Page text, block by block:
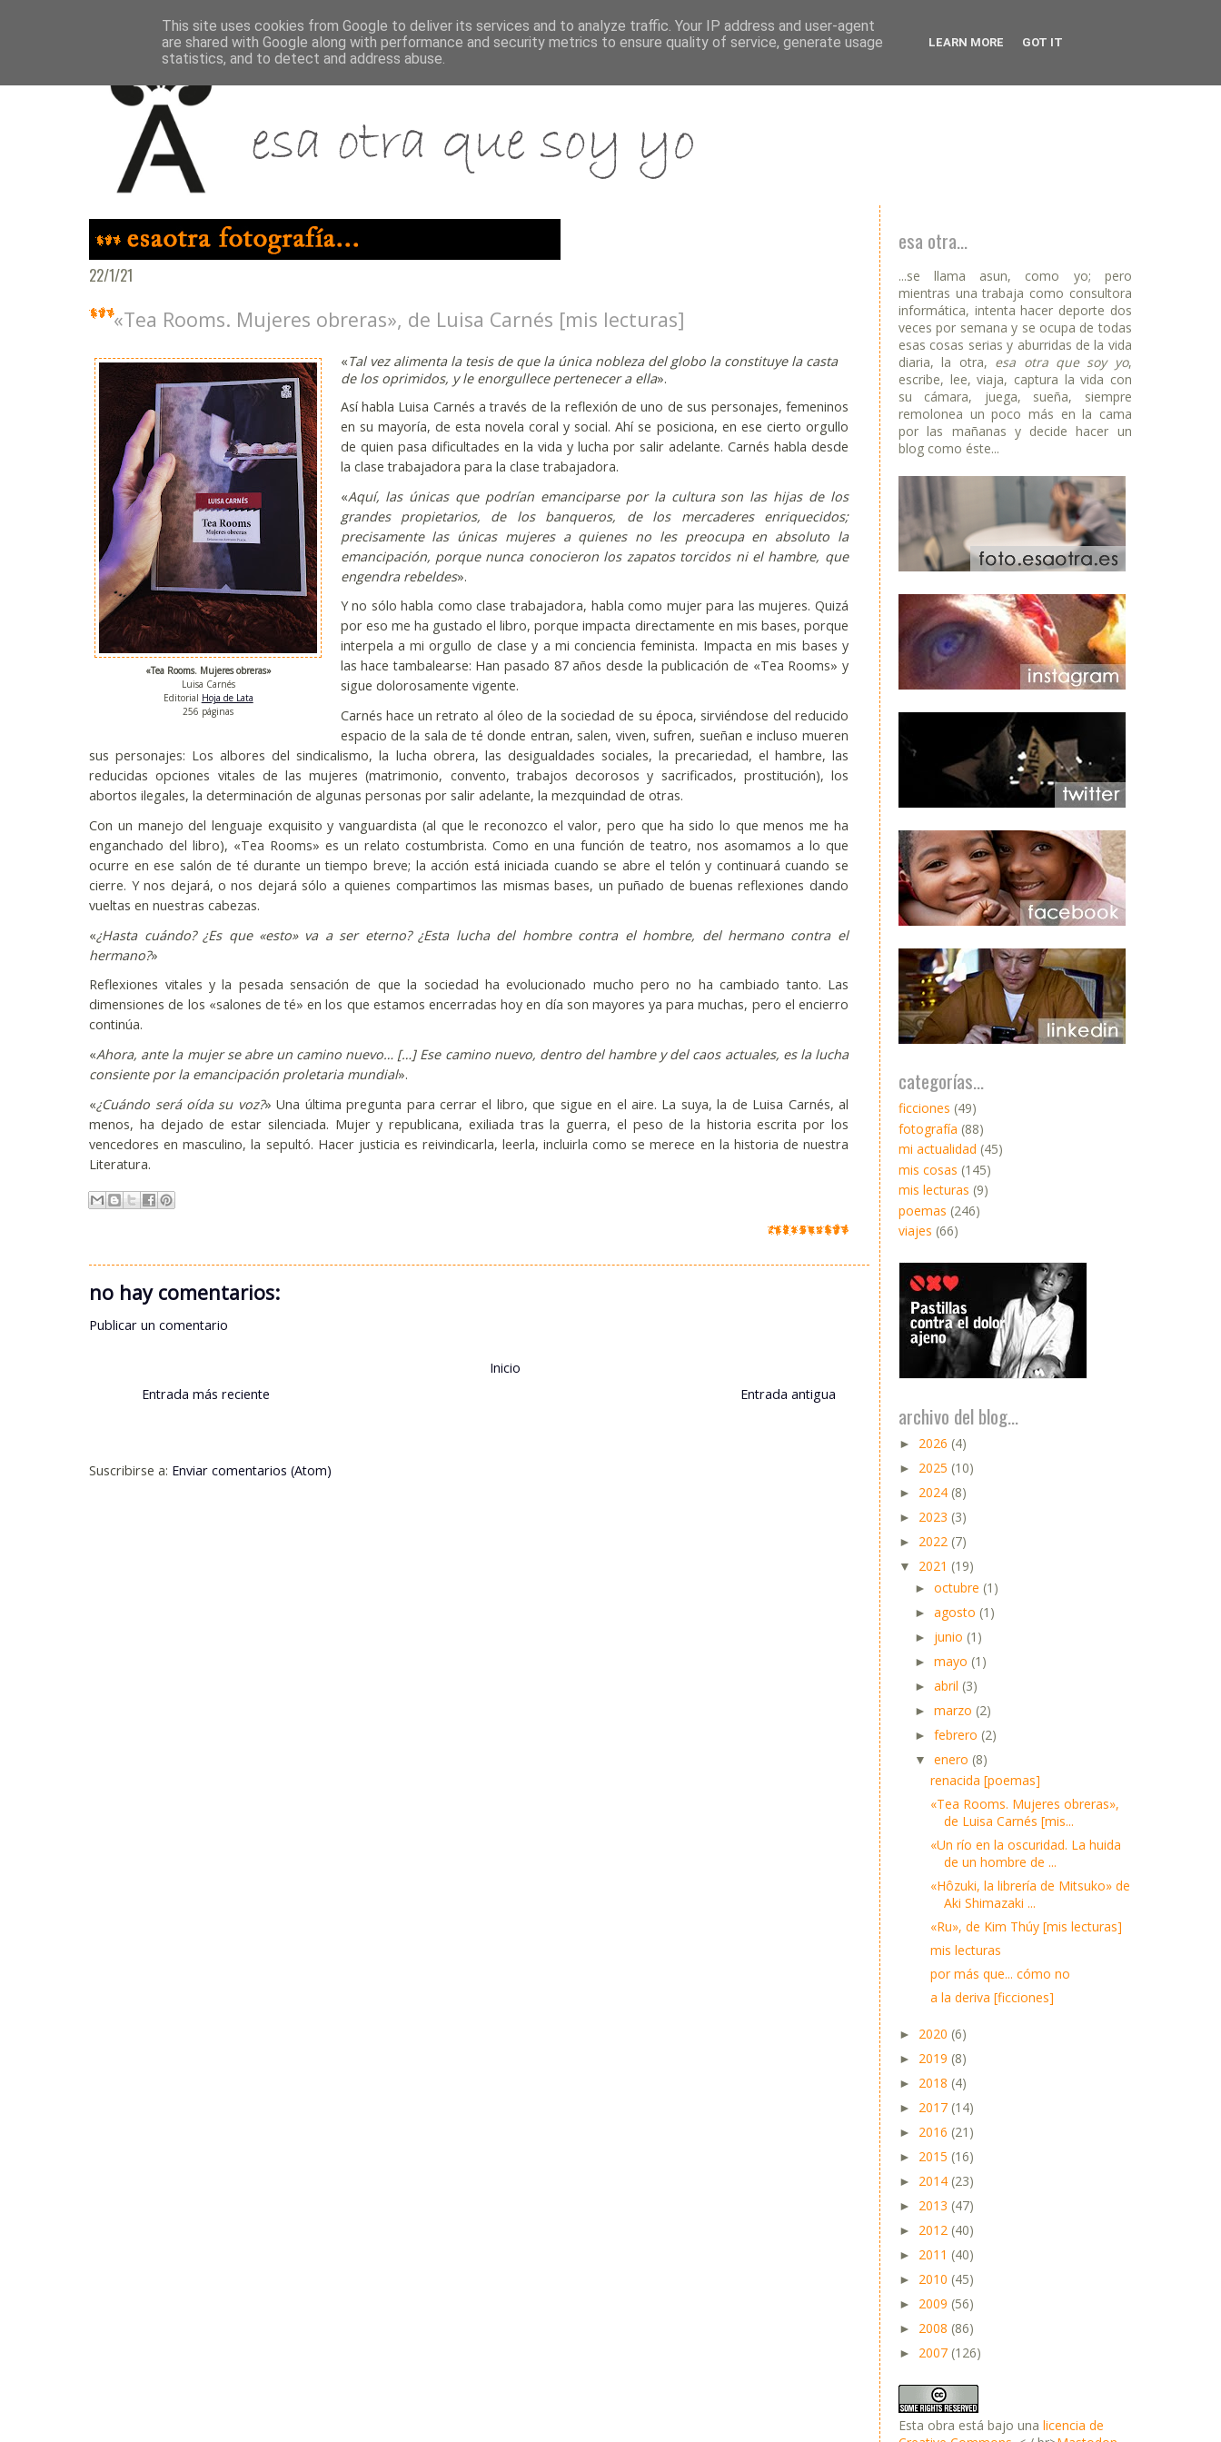
22/1/21
«Tea Rooms. Mujeres obreras», de Luisa Carnés [mis lecturas]
«Tea Rooms. Mujeres obreras»
Luisa Carnés
Editorial Hoja de Lata
256 páginas
«Tal vez alimenta la tesis de que la única nobleza del globo la constituye la casta
de los oprimidos, y le enorgullece pertenecer a ella».
Así habla Luisa Carnés a través de la reflexión de uno de sus personajes, femeninos
en su mayoría, de esta novela coral y social. Ahí se posiciona, en ese cierto orgullo
de quien pasa dificultades en la vida y lucha por salir adelante. Carnés habla desde
la clase trabajadora para la clase trabajadora.
«Aquí, las únicas que podrían emanciparse por la cultura son las hijas de los
grandes propietarios, de los banqueros, de los mercaderes enriquecidos;
precisamente las únicas mujeres a quienes no les preocupa en absoluto la
emancipación, porque nunca conocieron los zapatos torcidos ni el hambre, que
engendra rebeldes».
Y no sólo habla como clase trabajadora, habla como mujer para las mujeres. Quizá
por eso me ha gustado el libro, porque impacta directamente en mis bases, porque
interpela a mi orgullo de clase y a mi conciencia feminista. Impacta en mis bases y
las hace tambalearse: Han pasado 87 años desde la publicación de «Tea Rooms» y
sigue dolorosamente vigente.
Carnés hace un retrato al óleo de la sociedad de su época, sirviéndose del reducido
espacio de la sala de té donde entran, salen, viven, sufren, sueñan e incluso mueren
sus personajes: Los albores del sindicalismo, la lucha obrera, las desigualdades sociales, la precariedad, el hambre, las
reducidas opciones vitales de las mujeres (matrimonio, convento, trabajos decorosos y sacrificados, prostitución), los
abortos ilegales, la determinación de algunas personas por salir adelante, la mezquindad de otras.
Con un manejo del lenguaje exquisito y vanguardista (al que le reconozco el valor, pero que ha sido lo que menos me ha
enganchado del libro), «Tea Rooms» es un relato costumbrista. Como en una función de teatro, nos asomamos a lo que
ocurre en ese salón de té durante un tiempo breve; la acción está iniciada cuando se abre el telón y continuará cuando se
cierre. Y nos dejará, o nos dejará sólo a quienes compartimos las mismas bases, un puñado de buenas reflexiones dando
vueltas en nuestras cabezas.
«¿Hasta cuándo? ¿Es que «esto» va a ser eterno? ¿Esta lucha del hombre contra el hombre, del hermano contra el
hermano?»
Reflexiones vitales y la pesada sensación de que la sociedad ha evolucionado mucho pero no ha cambiado tanto. Las
dimensiones de los «salones de té» en los que estamos encerradas hoy en día son mayores ya para muchas, pero el encierro
continúa.
«Ahora, ante la mujer se abre un camino nuevo… […] Ese camino nuevo, dentro del hambre y del caos actuales, es la lucha
consiente por la emancipación proletaria mundial».
«¿Cuándo será oída su voz?» Una última pregunta para cerrar el libro, que sigue en el aire. La suya, la de Luisa Carnés, al
menos, ha dejado de estar silenciada. Mujer y republicana, exiliada tras la guerra, el peso de la historia escrita por los
vencedores en masculino, la sepultó. Hacer justicia es reivindicarla, leerla, incluirla como se merece en la historia de nuestra
Literatura.
no hay comentarios:
Publicar un comentario
Entrada más reciente Entrada antigua
Inicio
Suscribirse a: Enviar comentarios (Atom)
esa otra...
...se llama asun, como yo; pero
mientras una trabaja como consultora
informática, intenta hacer deporte dos
veces por semana y se ocupa de todas
esas cosas serias y aburridas de la vida
diaria, la otra, esa otra que soy yo,
escribe, lee, viaja, captura la vida con
su cámara, juega, sueña, siempre
remolonea un poco más en la cama
por las mañanas y decide hacer un
blog como éste...
categorías...
ficciones (49)
fotografía (88)
mi actualidad (45)
mis cosas (145)
mis lecturas (9)
poemas (246)
viajes (66)
archivo del blog...
► 2026 (4)
► 2025 (10)
► 2024 (8)
► 2023 (3)
► 2022 (7)
▼ 2021 (19)
► octubre (1)
► agosto (1)
► junio (1)
► mayo (1)
► abril (3)
► marzo (2)
► febrero (2)
▼ enero (8)
renacida [poemas]
«Tea Rooms. Mujeres obreras»,
de Luisa Carnés [mis...
«Un río en la oscuridad. La huida
de un hombre de ...
«Hôzuki, la librería de Mitsuko» de
Aki Shimazaki ...
«Ru», de Kim Thúy [mis lecturas]
mis lecturas
por más que... cómo no
a la deriva [ficciones]
► 2020 (6)
► 2019 (8)
► 2018 (4)
► 2017 (14)
► 2016 (21)
► 2015 (16)
► 2014 (23)
► 2013 (47)
► 2012 (40)
► 2011 (40)
► 2010 (45)
► 2009 (56)
► 2008 (86)
► 2007 (126)
Esta obra está bajo una licencia de
This site uses cookies from Google to deliver its services and to analyze traffic. Your IP address and user-agent
are shared with Google along with performance and security metrics to ensure quality of service, generate usage
statistics, and to detect and address abuse.
LEARN MORE GOT IT